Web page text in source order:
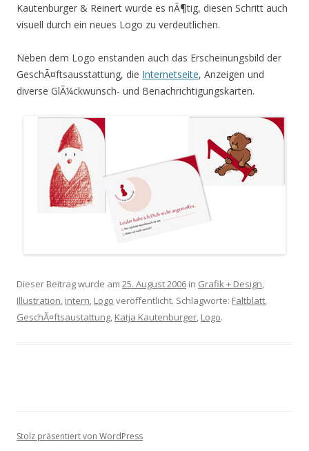
Kautenburger & Reinert wurde es nÃ¶tig, diesen Schritt auch
visuell durch ein neues Logo zu verdeutlichen.
Neben dem Logo enstanden auch das Erscheinungsbild der
GeschÃ¤ftsausstattung, die Internetseite, Anzeigen und
diverse GlÃ¼ckwunsch- und Benachrichtigungskarten.
Dieser Beitrag wurde am 25. August 2006 in Grafik + Design,
Illustration, intern, Logo veröffentlicht. Schlagworte: Faltblatt,
GeschÃ¤ftsaustattung, Katja Kautenburger, Logo.
Stolz präsentiert von WordPress